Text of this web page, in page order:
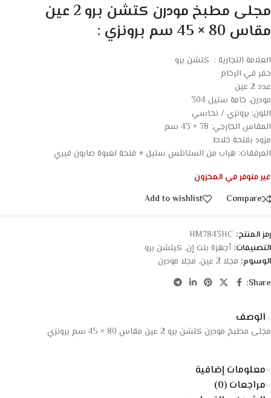
مجلى مطبخ مودرن كتشن برو 2 عين
مقاس 80 × 45 سم برونزي :
العلامة التجارية : كتشن برو
حفر في الرخام
عدد 2 عين
مودرن، خامة ستيل 304
اللون: برونزي / نحاسي
المقاس الخارجي: 78 × 43 سم
مزود بفتحة خلاط
المرفقات: هراب من الستانلس ستيل + فتحة لعبوة صابون فيري
غير متوفر في المخزون
Compare
Add to wishlist
رمز المنتج: HM7843HC
التصنيفات: أجهزة بلت إن, كيتشن برو
الوسوم: مجلا 2 عين , مجلا مودرن
Share:
الوصف
مجلى مطبخ مودرن كتشن برو 2 عين مقاس 80 × 45 سم برونزي
معلومات إضافية
مراجعات (0)